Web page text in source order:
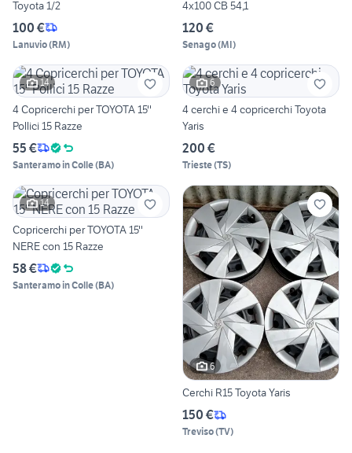
Toyota 1/2
100 €
Lanuvio(RM)
4x100 CB 54,1
120 €
Senago(MI)
14
4 Copricerchi per TOYOTA 15''
Pollici 15 Razze
55 €
Santeramo in Colle(BA)
6
4 cerchi e 4 copricerchi Toyota
Yaris
200 €
Trieste(TS)
14
Copricerchi per TOYOTA 15''
NERE con 15 Razze
58 €
Santeramo in Colle(BA)
6
Cerchi R15 Toyota Yaris
150 €
Treviso(TV)